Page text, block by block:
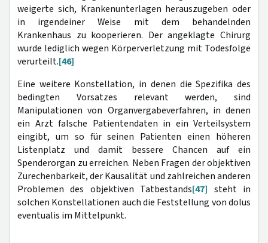
weigerte sich, Krankenunterlagen herauszugeben oder
in irgendeiner Weise mit dem behandelnden
Krankenhaus zu kooperieren. Der angeklagte Chirurg
wurde lediglich wegen Körperverletzung mit Todesfolge
verurteilt.[46]
Eine weitere Konstellation, in denen die Spezifika des
bedingten Vorsatzes relevant werden, sind
Manipulationen von Organvergabeverfahren, in denen
ein Arzt falsche Patientendaten in ein Verteilsystem
eingibt, um so für seinen Patienten einen höheren
Listenplatz und damit bessere Chancen auf ein
Spenderorgan zu erreichen. Neben Fragen der objektiven
Zurechenbarkeit, der Kausalität und zahlreichen anderen
Problemen des objektiven Tatbestands[47] steht in
solchen Konstellationen auch die Feststellung von dolus
eventualis im Mittelpunkt.